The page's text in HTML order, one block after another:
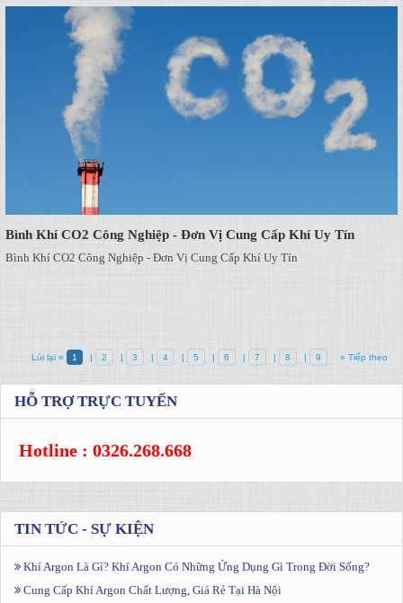
Bình Khí CO2 Công Nghiệp - Đơn Vị Cung Cấp Khí Uy Tín
Bình Khí CO2 Công Nghiệp - Đơn Vị Cung Cấp Khí Uy Tín
Lùi lại « 1 2 3 4 5 6 7 8 9 » Tiếp theo
HỖ TRỢ TRỰC TUYẾN
Hotline : 0326.268.668
TIN TỨC - SỰ KIỆN
Khí Argon Là Gì? Khí Argon Có Những Ứng Dụng Gì Trong Đời Sống?
Cung Cấp Khí Argon Chất Lượng, Giá Rẻ Tại Hà Nội